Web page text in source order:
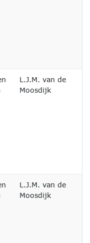
L.J.M. van de
Moosdijk
L.J.M. van de
Moosdijk